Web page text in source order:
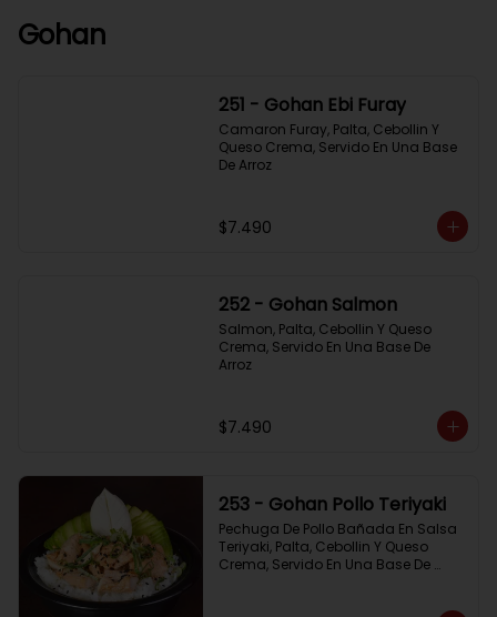
Gohan
251 - Gohan Ebi Furay
Camaron Furay, Palta, Cebollin Y
Queso Crema, Servido En Una Base
De Arroz
$7.490
252 - Gohan Salmon
Salmon, Palta, Cebollin Y Queso
Crema, Servido En Una Base De
Arroz
$7.490
253 - Gohan Pollo Teriyaki
Pechuga De Pollo Bañada En Salsa
Teriyaki, Palta, Cebollin Y Queso
Crema, Servido En Una Base De